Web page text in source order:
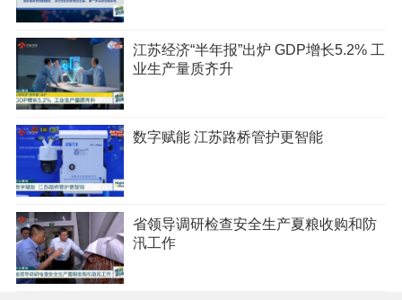
江苏经济“半年报”出炉 GDP增长5.2% 工
业生产量质齐升
数字赋能 江苏路桥管护更智能
省领导调研检查安全生产夏粮收购和防
汛工作